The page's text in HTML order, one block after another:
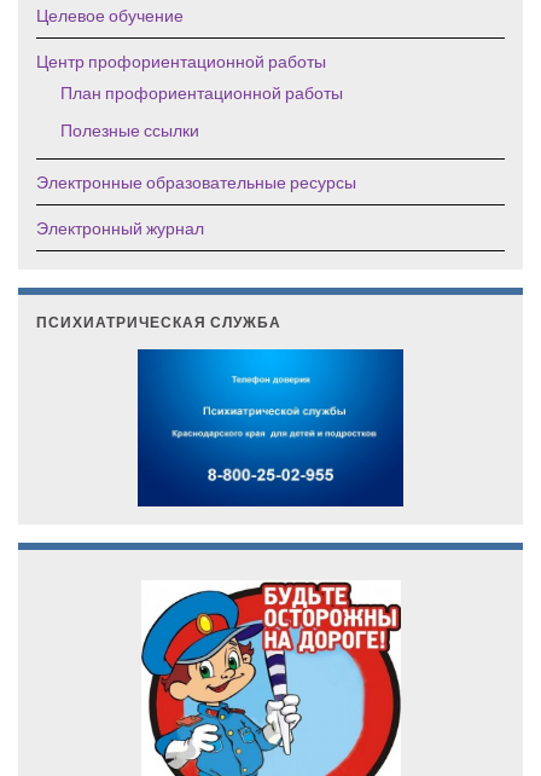
Целевое обучение
Центр профориентационной работы
План профориентационной работы
Полезные ссылки
Электронные образовательные ресурсы
Электронный журнал
ПСИХИАТРИЧЕСКАЯ СЛУЖБА